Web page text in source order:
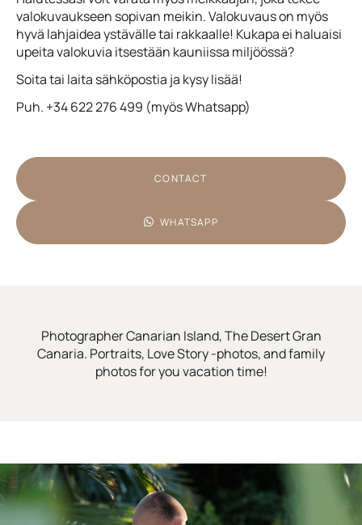
valokuvaukseen sopivan meikin. Valokuvaus on myös
hyvä lahjaidea ystävälle tai rakkaalle! Kukapa ei haluaisi
upeita valokuvia itsestään kauniissa miljöössä?
Soita tai laita sähköpostia ja kysy lisää!
Puh. +34 622 276 499 (myös Whatsapp)
CONTACT
WHATSAPP
Photographer Canarian Island, The Desert Gran
Canaria. Portraits, Love Story -photos, and family
photos for you vacation time!